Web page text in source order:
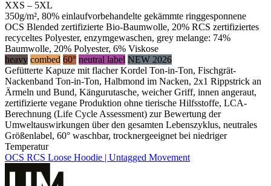
XXS – 5XL
350g/m², 80% einlaufvorbehandelte gekämmte ringgesponnene
OCS Blended zertifizierte Bio-Baumwolle, 20% RCS zertifiziertes
recyceltes Polyester, enzymgewaschen, grey melange: 74%
Baumwolle, 20% Polyester, 6% Viskose
heavy combed 60° neutral label NEW 2026
Gefütterte Kapuze mit flacher Kordel Ton-in-Ton, Fischgrät-
Nackenband Ton-in-Ton, Halbmond im Nacken, 2x1 Rippstrick an
Ärmeln und Bund, Kängurutasche, weicher Griff, innen angeraut,
zertifizierte vegane Produktion ohne tierische Hilfsstoffe, LCA-
Berechnung (Life Cycle Assessment) zur Bewertung der
Umweltauswirkungen über den gesamten Lebenszyklus, neutrales
Größenlabel, 60° waschbar, trocknergeeignet bei niedriger
Temperatur
OCS RCS Loose Hoodie | Untagged Movement